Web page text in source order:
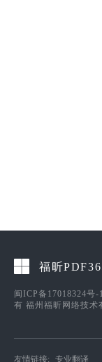
福昕
闽ICP备17018324号-1
有 福州福昕网络技术
友情链接: 专业翻译